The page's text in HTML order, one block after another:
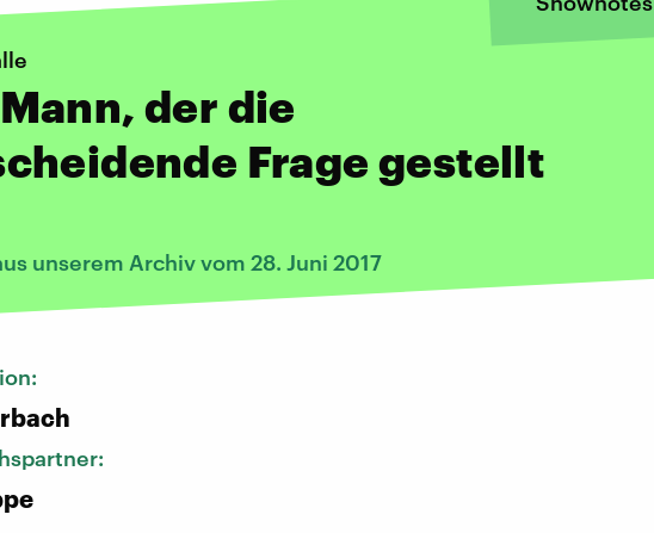
der die
Frage gestellt
unserem Archiv vom 28. Juni 2017